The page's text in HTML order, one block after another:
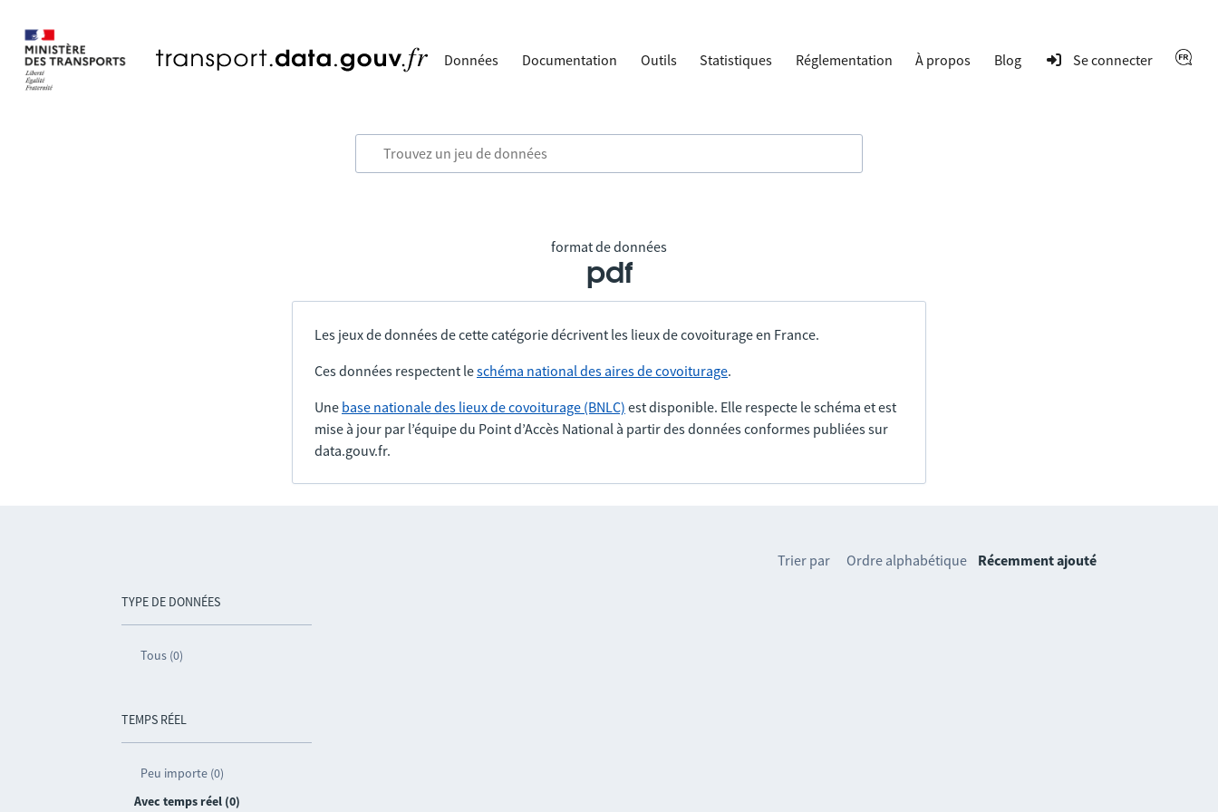
Données Documentation Outils Statistiques Réglementation À propos Blog Se connecter
format de données
pdf
Les jeux de données de cette catégorie décrivent les lieux de covoiturage en France.
Ces données respectent leschéma national des aires de covoiturage.
Une base nationale des lieux de covoiturage (BNLC) est disponible. Elle respecte le schéma et est
mise à jour par l’équipe du Point d’Accès National à partir des données conformes publiées sur
data.gouv.fr.
TYPE DE DONNÉES
Tous (0)
TEMPS RÉEL
Peu importe (0)
Avec temps réel (0)
Trier par Ordre alphabétique Récemment ajouté